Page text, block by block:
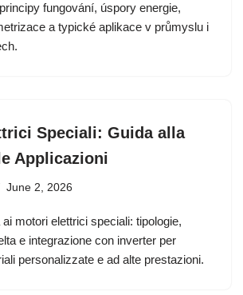
fungování, úspory energie,
a typické aplikace v průmyslu i
Speciali: Guida alla
Applicazioni
June 2, 2026
motori elettrici speciali: tipologie,
e integrazione con inverter per
personalizzate e ad alte prestazioni.